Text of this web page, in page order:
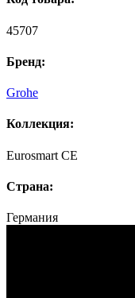
45707
Бренд:
Grohe
Коллекция:
Eurosmart CE
Страна:
Германия